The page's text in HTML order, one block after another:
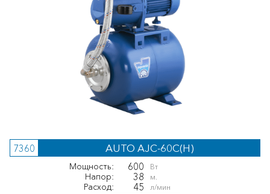
7360 AUTO AJC-60C(H)
Мощность: 600 Вт
Напор: 38 м.
Расход: 45 л/мин